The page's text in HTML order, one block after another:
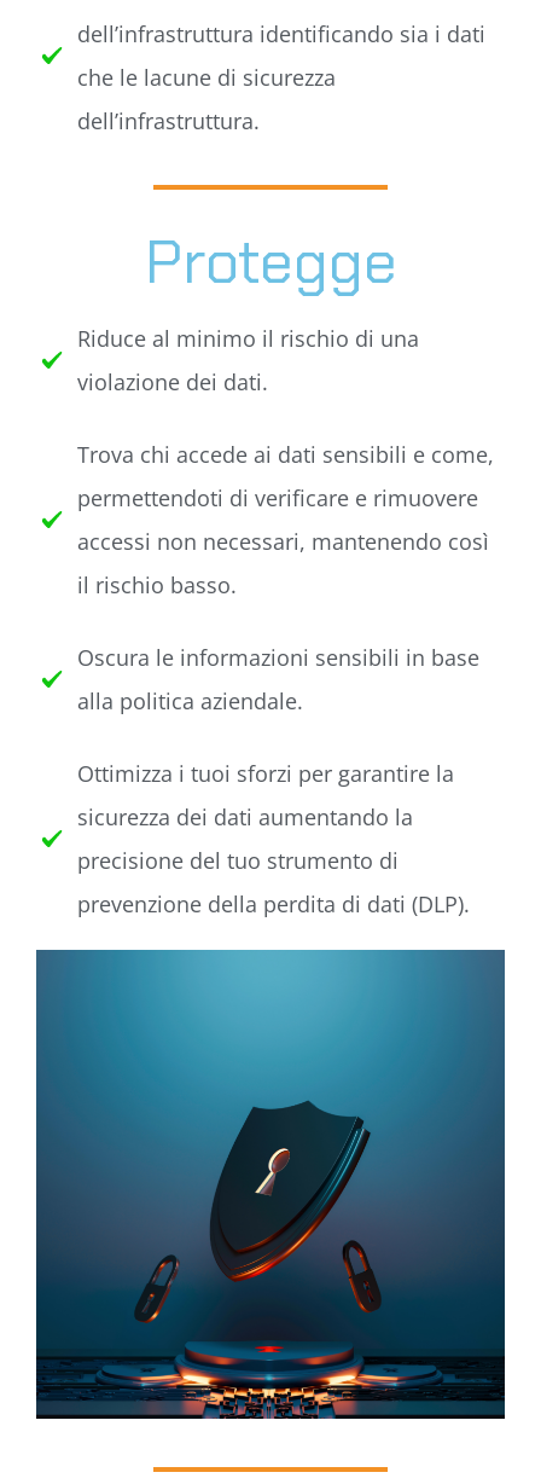
dell’infrastruttura identificando sia i dati
che le lacune di sicurezza
dell’infrastruttura.
Protegge
Riduce al minimo il rischio di una
violazione dei dati.​
Trova chi accede ai dati sensibili e come,
permettendoti di verificare e rimuovere
accessi non necessari, mantenendo così
il rischio basso.
Oscura le informazioni sensibili in base
alla politica aziendale.
Ottimizza i tuoi sforzi per garantire la
sicurezza dei dati aumentando la
precisione del tuo strumento di
prevenzione della perdita di dati (DLP).